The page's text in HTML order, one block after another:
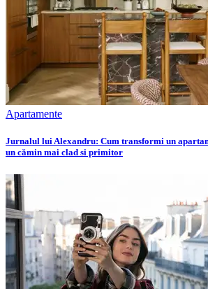
Apartamente
Jurnalul lui Alexandru: Cum transformi un
un cămin mai clad si primitor